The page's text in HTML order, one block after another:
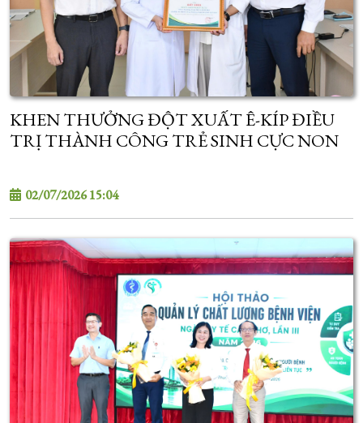
KHEN THƯỞNG ĐỘT XUẤT Ê-KÍP ĐIỀU
TRỊ THÀNH CÔNG TRẺ SINH CỰC NON
02/07/2026 15:04